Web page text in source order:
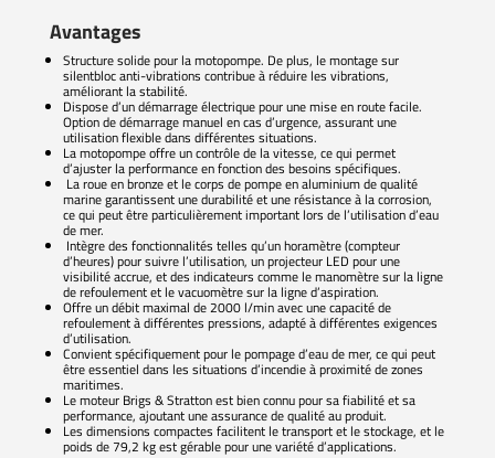
Avantages
Structure solide pour la motopompe. De plus, le montage sur
silentbloc anti-vibrations contribue à réduire les vibrations,
améliorant la stabilité.
Dispose d’un démarrage électrique pour une mise en route facile.
Option de démarrage manuel en cas d’urgence, assurant une
utilisation flexible dans différentes situations.
La motopompe offre un contrôle de la vitesse, ce qui permet
d’ajuster la performance en fonction des besoins spécifiques.
La roue en bronze et le corps de pompe en aluminium de qualité
marine garantissent une durabilité et une résistance à la corrosion,
ce qui peut être particulièrement important lors de l’utilisation d’eau
de mer.
Intègre des fonctionnalités telles qu’un horamètre (compteur
d’heures) pour suivre l’utilisation, un projecteur LED pour une
visibilité accrue, et des indicateurs comme le manomètre sur la ligne
de refoulement et le vacuomètre sur la ligne d’aspiration.
Offre un débit maximal de 2000 l/min avec une capacité de
refoulement à différentes pressions, adapté à différentes exigences
d’utilisation.
Convient spécifiquement pour le pompage d’eau de mer, ce qui peut
être essentiel dans les situations d’incendie à proximité de zones
maritimes.
Le moteur Brigs & Stratton est bien connu pour sa fiabilité et sa
performance, ajoutant une assurance de qualité au produit.
Les dimensions compactes facilitent le transport et le stockage, et le
poids de 79,2 kg est gérable pour une variété d’applications.